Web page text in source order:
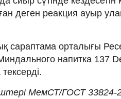
деген реакция ауыр
сараптама орталығы
напитка 137
МемСТ/ГОСТ